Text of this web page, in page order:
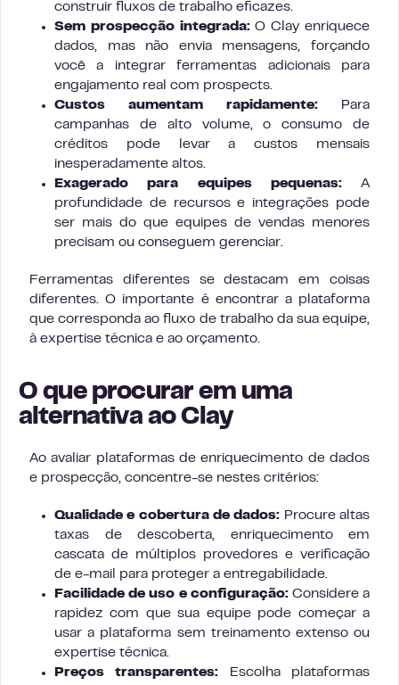
construir fluxos de trabalho eficazes.
Sem prospecção integrada:O Clay enriquece
dados, mas não envia mensagens, forçando
você a integrar ferramentas adicionais para
engajamento real com prospects.
Custos aumentam rapidamente: Para
campanhas de alto volume, o consumo de
créditos pode levar a custos mensais
inesperadamente altos.
Exagerado para equipes pequenas:A
profundidade de recursos e integrações pode
ser mais do que equipes de vendas menores
precisam ou conseguem gerenciar.
Ferramentas diferentes se destacam em coisas
diferentes. O importante é encontrar a plataforma
que corresponda ao fluxo de trabalho da sua equipe,
à expertise técnica e ao orçamento.
O que procurar em uma
alternativa ao Clay
Ao avaliar plataformas de enriquecimento de dados
e prospecção, concentre-se nestes critérios:
Qualidade e cobertura de dados: Procure altas
taxas de descoberta, enriquecimento em
cascata de múltiplos provedores e verificação
de e-mail para proteger a entregabilidade.
Facilidade de uso e configuração:Considere a
rapidez com que sua equipe pode começar a
usar a plataforma sem treinamento extenso ou
expertise técnica.
Preços transparentes: Escolha plataformas